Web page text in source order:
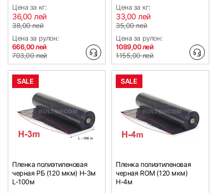
Цена за кг:
36,00 лей
38,00 лей
Цена за рулон:
666,00 лей
703,00 лей
Цена за кг:
33,00 лей
35,00 лей
Цена за рулон:
1089,00 лей
1155,00 лей
SALE
Пленка полиэтиленовая
черная РБ (120 мкм) Н-3м
L-100м
SALE
Пленка полиэтиленовая
черная ROM (120 мкм)
Н-4м